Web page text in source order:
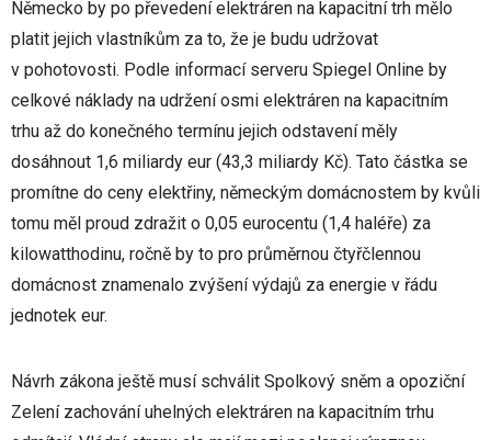
Německo by po převedení elektráren na kapacitní trh mělo
platit jejich vlastníkům za to, že je budu udržovat
v pohotovosti. Podle informací serveru Spiegel Online by
celkové náklady na udržení osmi elektráren na kapacitním
trhu až do konečného termínu jejich odstavení měly
dosáhnout 1,6 miliardy eur (43,3 miliardy Kč). Tato částka se
promítne do ceny elektřiny, německým domácnostem by kvůli
tomu měl proud zdražit o 0,05 eurocentu (1,4 haléře) za
kilowatthodinu, ročně by to pro průměrnou čtyřčlennou
domácnost znamenalo zvýšení výdajů za energie v řádu
jednotek eur.
Návrh zákona ještě musí schválit Spolkový sněm a opoziční
Zelení zachování uhelných elektráren na kapacitním trhu